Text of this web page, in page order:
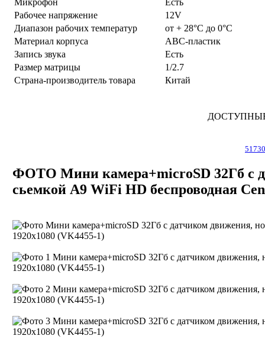
Рабочее напряжение
12V
Диапазон рабочих температур
от + 28°С до 0°С
Материал корпуса
ABC-пластик
Запись звука
Есть
Размер матрицы
1/2.7
Страна-производитель товара
Китай
51730
ФОТО Мини камера+microSD 32Гб с
сьемкой A9 WiFi HD беспроводная